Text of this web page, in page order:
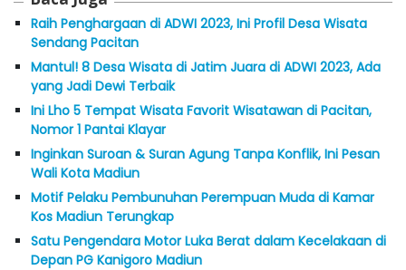
Raih Penghargaan di ADWI 2023, Ini Profil Desa Wisata
Sendang Pacitan
Mantul! 8 Desa Wisata di Jatim Juara di ADWI 2023, Ada
yang Jadi Dewi Terbaik
Ini Lho 5 Tempat Wisata Favorit Wisatawan di Pacitan,
Nomor 1 Pantai Klayar
Inginkan Suroan & Suran Agung Tanpa Konflik, Ini Pesan
Wali Kota Madiun
Motif Pelaku Pembunuhan Perempuan Muda di Kamar
Kos Madiun Terungkap
Satu Pengendara Motor Luka Berat dalam Kecelakaan di
Depan PG Kanigoro Madiun